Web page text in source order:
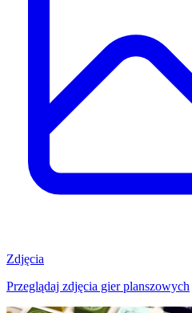
Zdjęcia
Przeglądaj zdjęcia gier planszowych